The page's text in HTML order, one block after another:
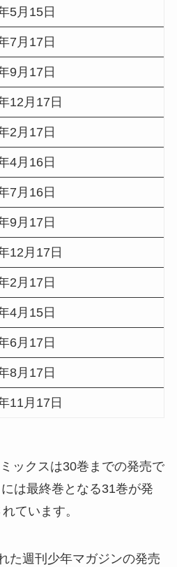
5月15日
7月17日
9月17日
12月17日
2月17日
4月16日
7月16日
9月17日
12月17日
2月17日
4月15日
6月17日
8月17日
11月17日
ックスは30巻までの発売で
は最終巻となる31巻が発
ています。
た週刊少年マガジンの発売